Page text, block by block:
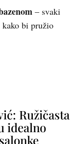
– svaki
bi pružio
Ružičasta
idealno